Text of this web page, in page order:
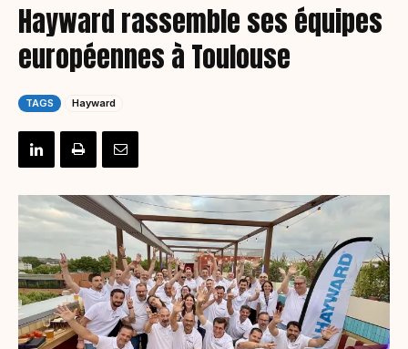
Hayward rassemble ses équipes
européennes à Toulouse
TAGS Hayward